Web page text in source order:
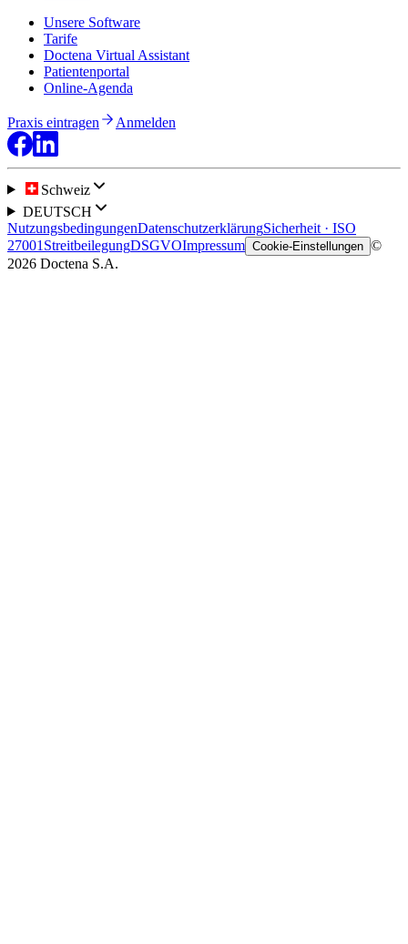
Unsere Software
Tarife
Doctena Virtual Assistant
Patientenportal
Online-Agenda
Praxis eintragen Anmelden
Schweiz
DEUTSCH
NutzungsbedingungenDatenschutzerklärungSicherheit · ISO
27001 StreitbeilegungDSGVOImpressum Cookie-Einstellungen ©
2026 Doctena S.A.